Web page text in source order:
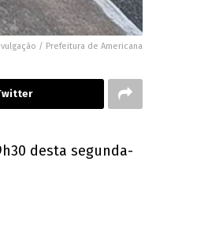
/ Prefeitura de Americana
desta segunda-